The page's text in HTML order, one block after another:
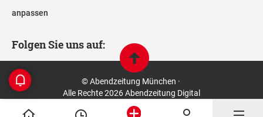
anpassen
Folgen Sie uns auf:
© Abendzeitung München ·
Alle Rechte 2026 Abendzeitung Digital